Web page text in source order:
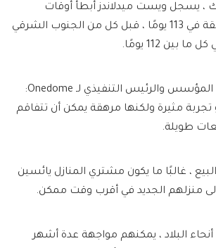
، يسجل ويست ميدلاندز أبطأ أوقات
الانتهاء من أي منطقة في 113 يومًا ، قبل كل من الجنوب الشرقي
بين 112 يومًا.
قال Babek Ismayil ، المؤسس والرئيس التنفيذي لـ Onedome:
تجربة مثيرة ولكنها مرهقة يمكن أن تتفاقم
طويلة.
البيع ، غالبًا ما يكون مشتري المنازل يائسين
إلى منزلهم الجديد في أقرب وقت ممكن.
البلاد ، يمكنهم مواجهة عدة أشهر